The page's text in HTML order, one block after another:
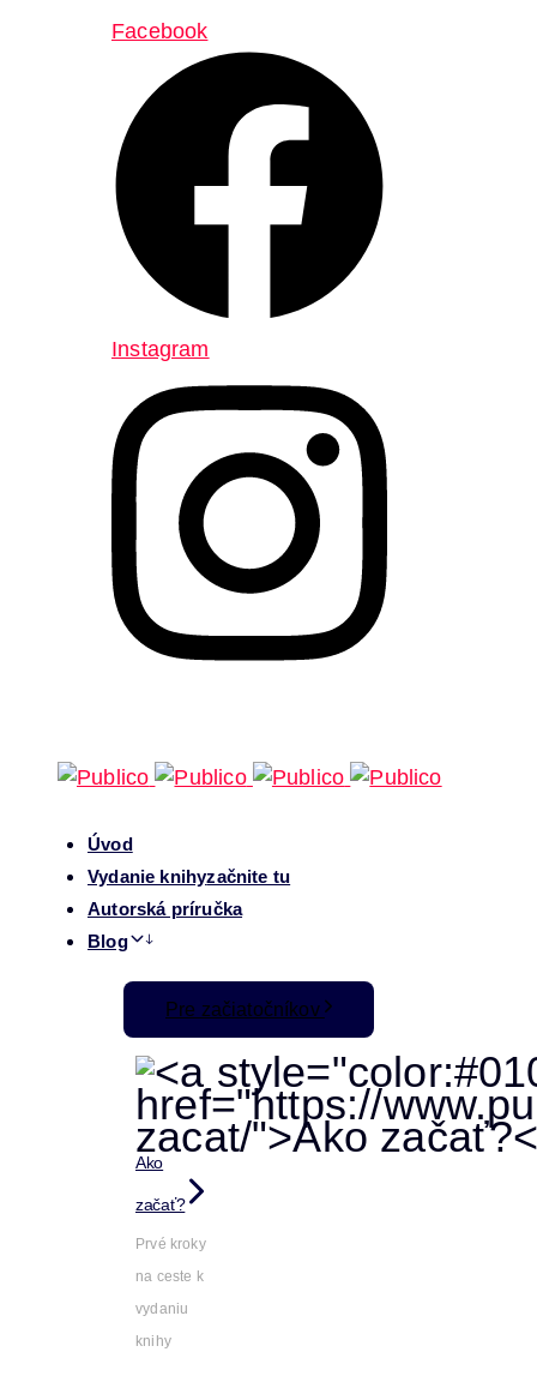
Facebook
Instagram
Úvod
Vydanie knihyzačnite tu
Autorská príručka
Blog
Pre začiatočníkov
Ako
začať?
Prvé kroky
na ceste k
vydaniu
knihy